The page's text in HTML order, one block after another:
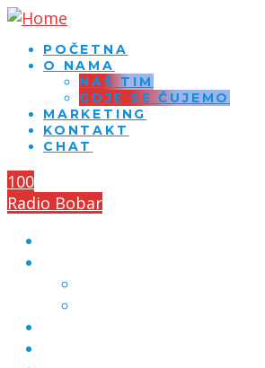
POČETNA
O NAMA
NAŠ TIM
GDJE SE ČUJEMO
MARKETING
KONTAKT
CHAT
100
Radio Bobar